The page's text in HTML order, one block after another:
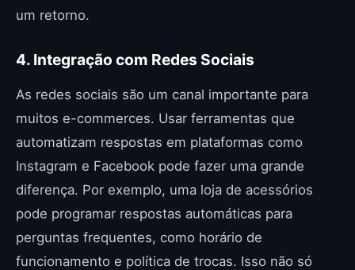
um retorno.
4. Integração com Redes Sociais
As redes sociais são um canal importante para
muitos e-commerces. Usar ferramentas que
automatizam respostas em plataformas como
Instagram e Facebook pode fazer uma grande
diferença. Por exemplo, uma loja de acessórios
pode programar respostas automáticas para
perguntas frequentes, como horário de
funcionamento e política de trocas. Isso não só